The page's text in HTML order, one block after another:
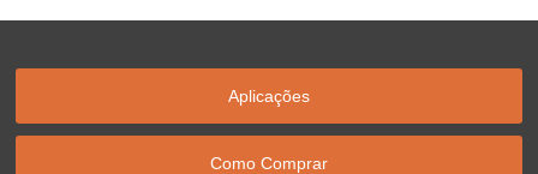
Aplicações
Como Comprar